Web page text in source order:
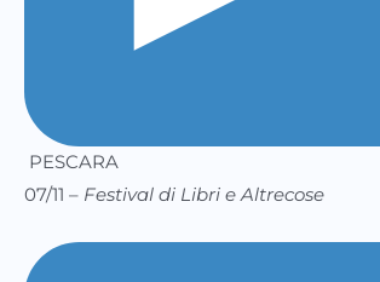
PESCARA
07/11 – Festival di Libri e Altrecose